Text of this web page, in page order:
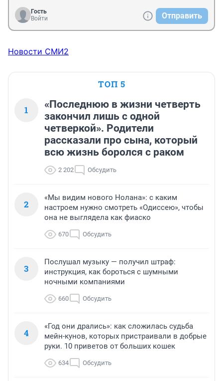
Гость
Войти
Отправить
Новости СМИ2
ТОП 5
1
«Последнюю в жизни четверть
закончил лишь с одной
четверкой». Родители
рассказали про сына, который
всю жизнь боролся с раком
2 202 Обсудить
2
«Мы видим нового Нолана»: с каким
настроем нужно смотреть «Одиссею», чтобы
она не выглядела как фиаско
670 Обсудить
3
Послушал музыку — получил штраф:
инструкция, как бороться с шумными
ночными компаниями
660 Обсудить
4
«Год они дрались»: как сложилась судьба
мейн-кунов, которых пристраивали в добрые
руки. 10 приветов от больших кошек
634 Обсудить